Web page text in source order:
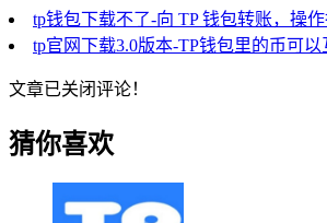
tp钱包下载不了-向 TP 钱包转账，操
tp官网下载3.0版本-TP钱包里的币可
文章已关闭评论！
猜你喜欢